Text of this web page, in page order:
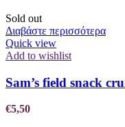
Sold out
Διαβάστε περισσότερα
Quick view
Add to wishlist
Sam’s field snack
€5,50